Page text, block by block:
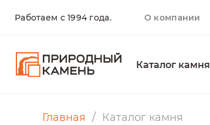
Работаем с 1994 года. О компании
Каталог камня
Главная Каталог камня